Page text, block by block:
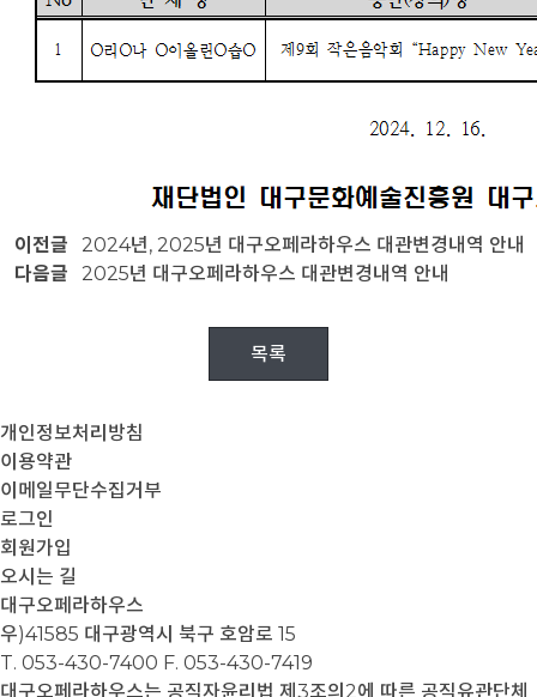
이전글
2024년, 2025년 대구오페라하우스 대관변경내역 안내
다음글
2025년 대구오페라하우스 대관변경내역 안내
목록
개인정보처리방침
이용약관
이메일무단수집거부
로그인
회원가입
오시는 길
대구오페라하우스
우)41585 대구광역시 북구 호암로 15
T. 053-430-7400 F. 053-430-7419
대구오페라하우스는 공직자윤리법 제3조의2에 따른 공직유관단체